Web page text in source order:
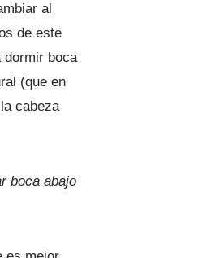
al
de este
dormir boca
(que en
cabeza
boca abajo